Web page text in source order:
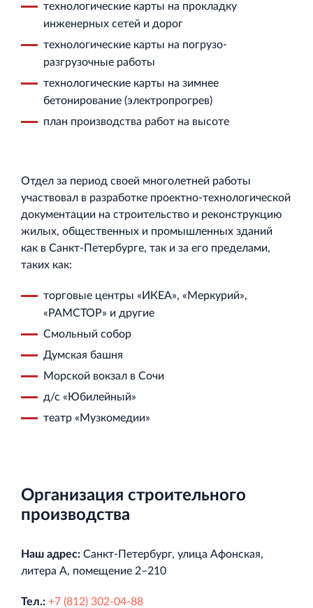
Испытательный комплекс ПКТИ
Многофункцинальный испытательный комплекс
Торгово-развлекательный центр Вернисаж в
Кингисеппе
Современный торговый комплекс в центре города
Кингисепп
технологические карты на прокладку
инженерных сетей и дорог
технологические карты на погрузо‐
разгрузочные работы
технологические карты на зимнее
бетонирование (электропрогрев)
план производства работ на высоте
Отдел за период своей многолетней работы
участвовал в разработке проектно‐технологической
документации на строительство и реконструкцию
жилых, общественных и промышленных зданий
как в Санкт‐Петербурге, так и за его пределами,
таких как:
торговые центры «ИКЕА», «Меркурий»,
«РАМСТОР» и другие
Смольный собор
Думская башня
Морской вокзал в Сочи
д/с «Юбилейный»
театр «Музкомедии»
Организация строительного
производства
Наш адрес: Санкт‐Петербург, улица Афонская,
литера А, помещение 2–210
Тел.: +7 (812) 302‐04‐88